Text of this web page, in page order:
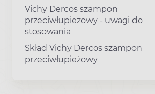
Vichy Dercos szampon
przeciwłupieżowy - uwagi do
stosowania
Skład Vichy Dercos szampon
przeciwłupieżowy